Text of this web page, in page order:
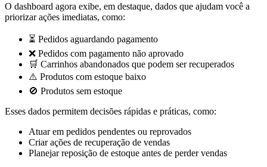
O dashboard agora exibe, em destaque, dados que ajudam você a
priorizar ações imediatas, como:
⏳ Pedidos aguardando pagamento
❌ Pedidos com pagamento não aprovado
🛒 Carrinhos abandonados que podem ser recuperados
⚠️ Produtos com estoque baixo
🚫 Produtos sem estoque
Esses dados permitem decisões rápidas e práticas, como:
Atuar em pedidos pendentes ou reprovados
Criar ações de recuperação de vendas
Planejar reposição de estoque antes de perder vendas